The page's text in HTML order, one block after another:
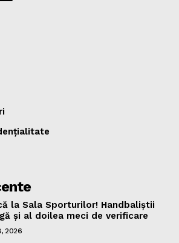
la Sala Sporturilor! Handbaliștii
și al doilea meci de verificare
2026